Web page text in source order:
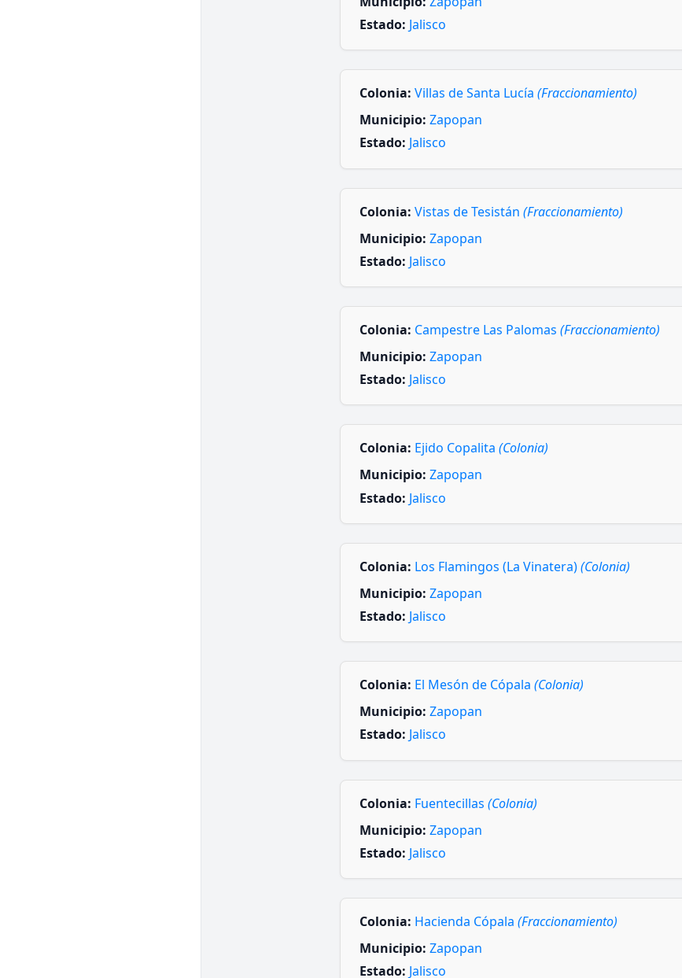
Estado: Jalisco
Colonia: Villas de Santa Lucía (Fraccionamiento)
Municipio: Zapopan
Estado: Jalisco
Colonia: Vistas de Tesistán (Fraccionamiento)
Municipio: Zapopan
Estado: Jalisco
Colonia: Campestre Las Palomas (Fraccionamiento)
Municipio: Zapopan
Estado: Jalisco
Colonia: Ejido Copalita (Colonia)
Municipio: Zapopan
Estado: Jalisco
Colonia: Los Flamingos (La Vinatera)(Colonia)
Municipio: Zapopan
Estado: Jalisco
Colonia: El Mesón de Cópala (Colonia)
Municipio: Zapopan
Estado: Jalisco
Colonia: Fuentecillas (Colonia)
Municipio: Zapopan
Estado: Jalisco
Colonia: Hacienda Cópala (Fraccionamiento)
Municipio: Zapopan
Estado: Jalisco